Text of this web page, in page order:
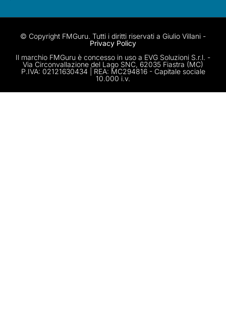
© Copyright FMGuru. Tutti i diritti riservati a Giulio Villani -
Privacy Policy
Il marchio FMGuru è concesso in uso a EVG Soluzioni S.r.l. -
Via Circonvallazione del Lago SNC, 62035 Fiastra (MC)
P.IVA: 02121630434 | REA: MC294816 - Capitale sociale
10.000 i.v.